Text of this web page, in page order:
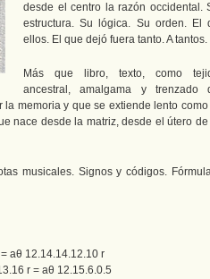
desde el centro la razón occidental.
estructura. Su lógica. Su orden. El
ellos. El que dejó fuera tanto. A tantos.
Más que libro, texto, como
ancestral, amalgama y trenzado
memoria y que se extiende lento como
nace desde la matriz, desde el útero de
musicales. Signos y códigos.
aθ 12.14.14.12.10 r
r = aθ 12.15.6.0.5